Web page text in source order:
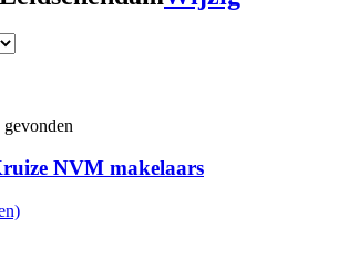
NVM makelaars